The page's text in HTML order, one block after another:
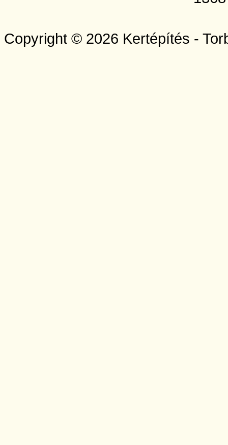
Copyright © 2026 Kertépítés -